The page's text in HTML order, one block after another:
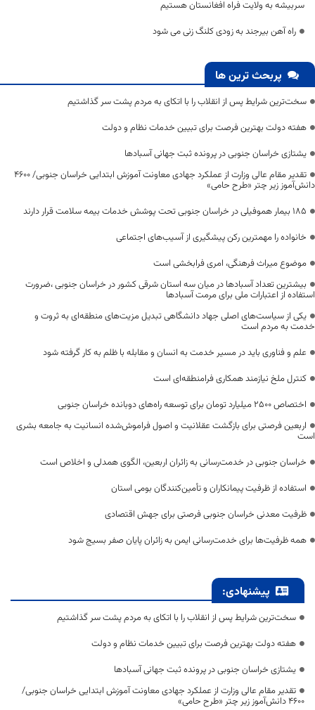
سربیشه به ولایت فراه افغانستان هستیم
راه آهن بیرجند به زودی کلنگ زنی می شود
پربحث ترین ها
سخت‌ترین شرایط پس از انقلاب را با اتکای به مردم پشت سر گذاشتیم
هفته دولت بهترین فرصت برای تبیین خدمات نظام و دولت
یشتازی خراسان جنوبی در پرونده ثبت جهانی آسبادها
تقدیر مقام عالی وزارت از عملکرد جهادی معاونت آموزش ابتدایی خراسان جنوبی/ ۴۶۰۰
دانش‌آموز زیر چتر «طرح حامی»
۱۸۵ بیمار هموفیلی در خراسان جنوبی تحت پوشش خدمات بیمه سلامت قرار دارند
خانواده را مهمترین رکن پیشگیری از آسیب‌های اجتماعی
موضوع میراث فرهنگی، امری فرابخشی است
بیشترین تعداد آسبادها در میان سه استان شرقی کشور در خراسان جنوبی ،ضرورت
استفاده از اعتبارات ملی برای مرمت آسبادها
یکی از سیاست‌های اصلی جهاد دانشگاهی تبدیل مزیت‌های منطقه‌ای به ثروت و
خدمت به مردم است
علم و فناوری باید در مسیر خدمت به انسان و مقابله با ظلم به کار گرفته شود
کنترل ملخ نیازمند همکاری فرامنطقه‌ای است
اختصاص 2500 میلیارد تومان برای توسعه راه‌های دوبانده خراسان جنوبی
اربعین فرصتی برای بازگشت عقلانیت و اصول فراموش‌شده انسانیت به جامعه بشری
است
خراسان جنوبی در خدمت‌رسانی به زائران اربعین، الگوی همدلی و اخلاص است
استفاده از ظرفیت پیمانکاران و تأمین‌کنندگان بومی استان
ظرفیت معدنی خراسان جنوبی فرصتی برای جهش اقتصادی
همه ظرفیت‌ها برای خدمت‌رسانی ایمن به زائران پایان صفر بسیج شود
پیشنهادی:
سخت‌ترین شرایط پس از انقلاب را با اتکای به مردم پشت سر گذاشتیم
هفته دولت بهترین فرصت برای تبیین خدمات نظام و دولت
یشتازی خراسان جنوبی در پرونده ثبت جهانی آسبادها
تقدیر مقام عالی وزارت از عملکرد جهادی معاونت آموزش ابتدایی خراسان جنوبی/
۴۶۰۰ دانش‌آموز زیر چتر «طرح حامی»